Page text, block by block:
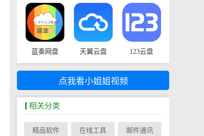
蓝奏网盘 天翼云盘 123云盘
点我看小姐姐视频
相关分类
精品软件 在线工具 邮件通讯